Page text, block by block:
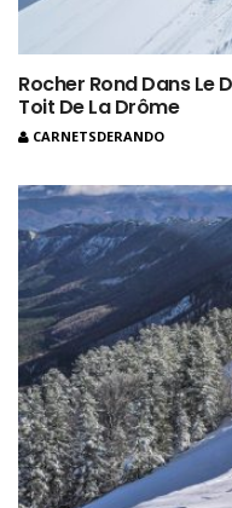
Rocher Rond Dans Le
Toit De La Drôme
CARNETSDERANDO